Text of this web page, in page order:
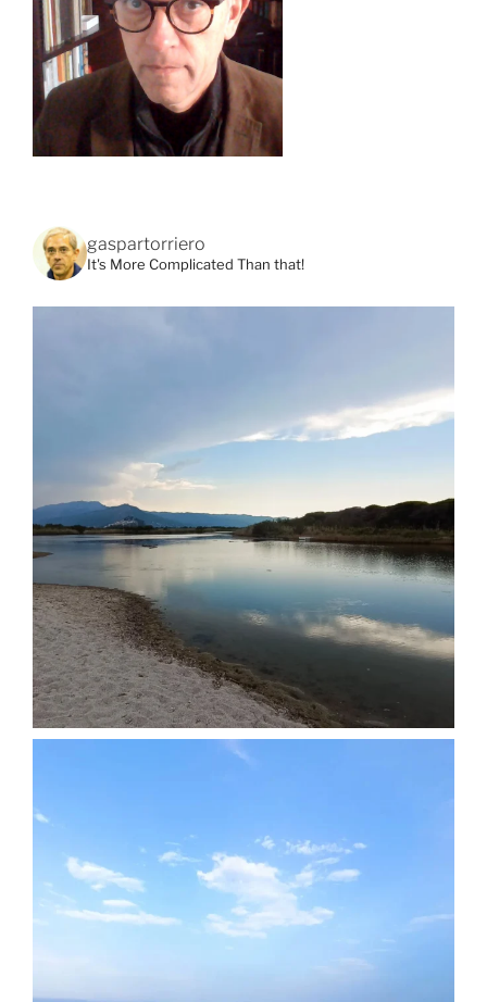
gaspartorriero
It's More Complicated Than that!